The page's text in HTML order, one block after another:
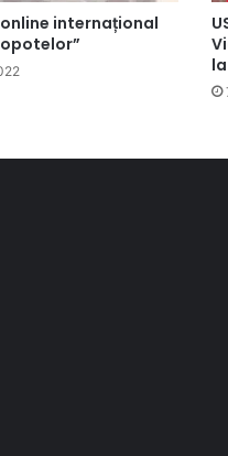
internațional